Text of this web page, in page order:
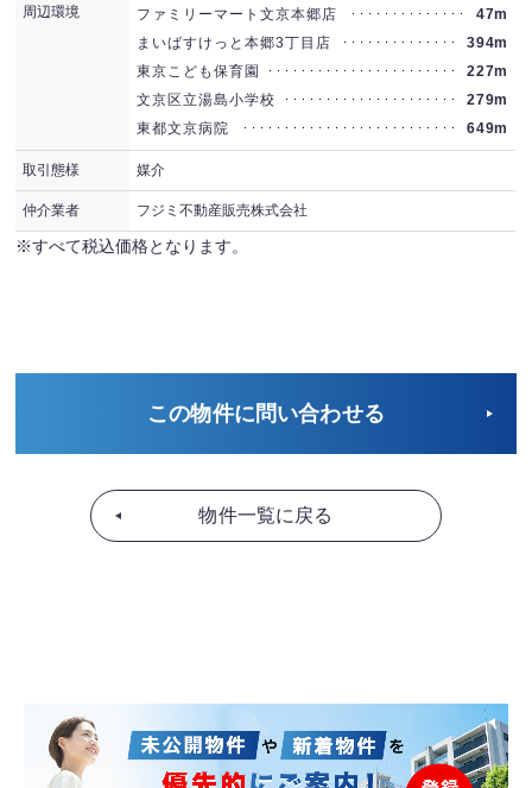
周辺環境 ファミリーマート文京本郷店
47m
まいばすけっと本郷3丁目店
394m
東京こども保育園
227m
文京区立湯島小学校
279m
東都文京病院
649m
取引態様 媒介
仲介業者 フジミ不動産販売株式会社
※すべて税込価格となります。
この物件に問い合わせる
物件一覧に戻る